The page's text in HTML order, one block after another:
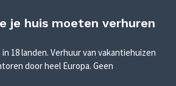
je huis moeten verhuren
18 landen. Verhuur van vakantiehuizen
door heel Europa. Geen